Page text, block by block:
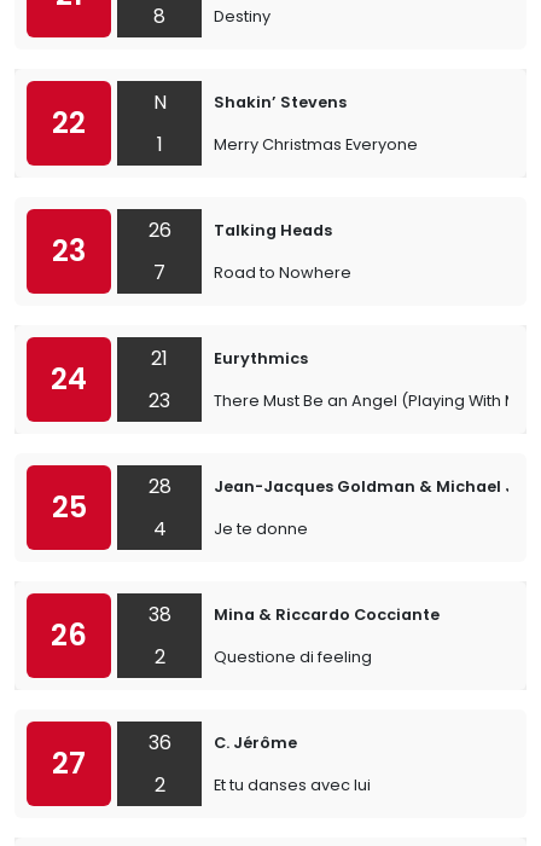
8 Destiny
22
N
1
Shakin’ Stevens
Merry Christmas Everyone
23
26
7
Talking Heads
Road to Nowhere
24
21
23
Eurythmics
There Must Be an Angel (Playing With My
25
28
4
Jean-Jacques Goldman & Michael
Je te donne
26
38
2
Mina & Riccardo Cocciante
Questione di feeling
27
36
2
C. Jérôme
Et tu danses avec lui